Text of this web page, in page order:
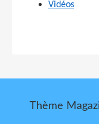
Vidéos
Thème